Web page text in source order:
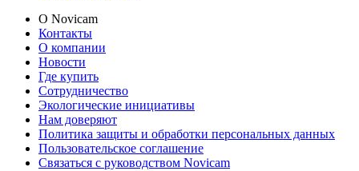
О Novicam
Контакты
О компании
Новости
Где купить
Сотрудничество
Экологические инициативы
Нам доверяют
Политика защиты и обработки персональных данных
Пользовательское соглашение
Связаться с руководством Novicam